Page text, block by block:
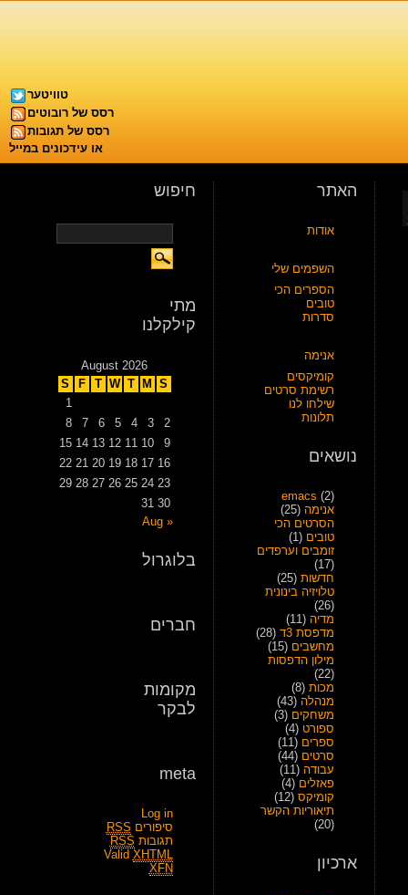
טוויטער
רסס של רובוטים
רסס של תגובות
או עידכונים במייל
האתר
אודות
השפמים שלי
הספרים הכי
טובים
סדרות
אנימה
קומיקסים
רשימת סרטים
שילחו לנו
תלונות
נושאים
emacs (2)
אנימה (25)
הסרטים הכי
טובים (1)
זומבים וערפדים
(17)
חדשות (25)
טלויזיה בינונית
(26)
מדיה (11)
מדפסת 3ד
(28)
מחשבים (15)
מילון הדפסות
(22)
מכות (8)
מנהלה (43)
משחקים (3)
ספורט (4)
ספרים (11)
סרטים (44)
עבודה (11)
פאזלים (4)
קומיקס (12)
תיאוריות הקשר
(20)
ארכיון
חיפוש
מתי
קילקלנו
August 2026
S
M
T
W
T
F
S
1
2
3
4
5
6
7
8
9
10
11
12
13
14
15
16
17
18
19
20
21
22
23
24
25
26
27
28
29
30
31
« Aug
בלוגרול
חברים
מקומות
לבקר
meta
Log in
סיפורים RSS
תגובות RSS
Valid XHTML
XFN